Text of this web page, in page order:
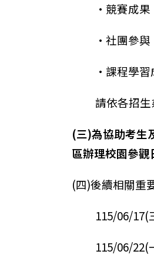
•競賽成果
•社團參與
•課程學習
請依各招
(三)為協助考生
區辦理校園參觀
(四)後續相關重
115/06/17(
115/06/22(